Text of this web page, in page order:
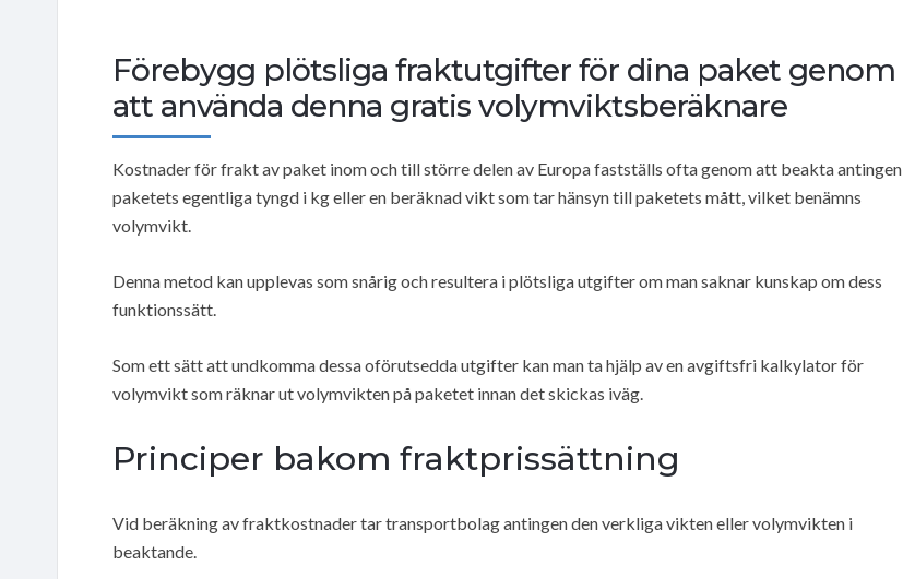
Förebygg plötsliga fraktutgifter för dina paket genom
att använda denna gratis volymviktsberäknare
Kostnader för frakt av paket inom och till större delen av Europa fastställs ofta genom att beakta antingen
paketets egentliga tyngd i kg eller en beräknad vikt som tar hänsyn till paketets mått, vilket benämns
volymvikt.
Denna metod kan upplevas som snårig och resultera i plötsliga utgifter om man saknar kunskap om dess
funktionssätt.
Som ett sätt att undkomma dessa oförutsedda utgifter kan man ta hjälp av en avgiftsfri kalkylator för
volymvikt som räknar ut volymvikten på paketet innan det skickas iväg.
Principer bakom fraktprissättning
Vid beräkning av fraktkostnader tar transportbolag antingen den verkliga vikten eller volymvikten i
beaktande.